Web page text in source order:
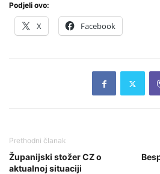
Podjeli ovo:
X Facebook
Prethodni članak
Županijski stožer CZ o
aktualnoj situaciji